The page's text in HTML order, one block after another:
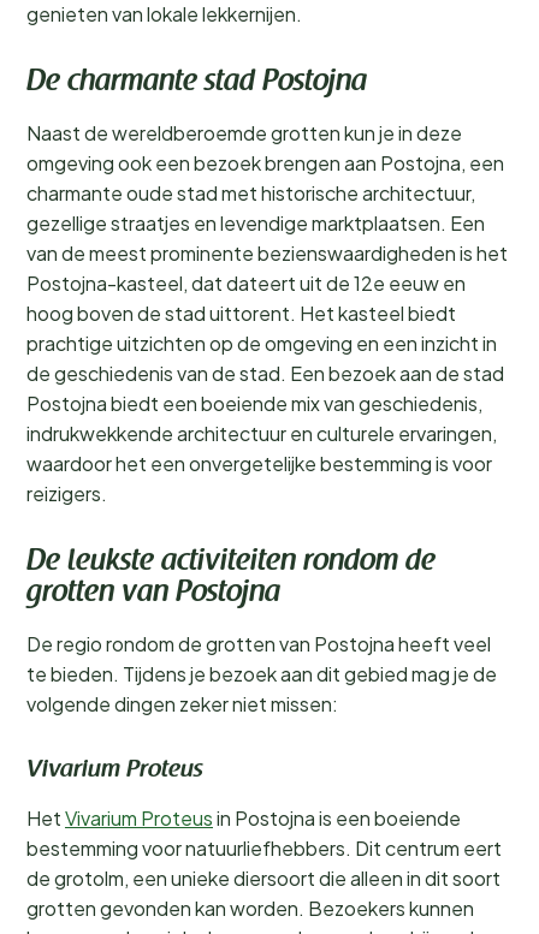
genieten van lokale lekkernijen.
De charmante stad Postojna
Naast de wereldberoemde grotten kun je in deze
omgeving ook een bezoek brengen aan Postojna, een
charmante oude stad met historische architectuur,
gezellige straatjes en levendige marktplaatsen. Een
van de meest prominente bezienswaardigheden is het
Postojna-kasteel, dat dateert uit de 12e eeuw en
hoog boven de stad uittorent. Het kasteel biedt
prachtige uitzichten op de omgeving en een inzicht in
de geschiedenis van de stad. Een bezoek aan de stad
Postojna biedt een boeiende mix van geschiedenis,
indrukwekkende architectuur en culturele ervaringen,
waardoor het een onvergetelijke bestemming is voor
reizigers.
De leukste activiteiten rondom de
grotten van Postojna
De regio rondom de grotten van Postojna heeft veel
te bieden. Tijdens je bezoek aan dit gebied mag je de
volgende dingen zeker niet missen:
Vivarium Proteus
HetVivarium Proteusin Postojna is een boeiende
bestemming voor natuurliefhebbers. Dit centrum eert
de grotolm, een unieke diersoort die alleen in dit soort
grotten gevonden kan worden. Bezoekers kunnen